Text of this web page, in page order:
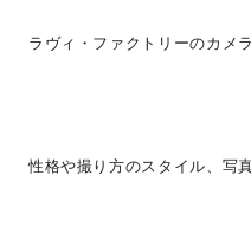
ラヴィ・ファクトリーのカメ
性格や撮り方のスタイル、写